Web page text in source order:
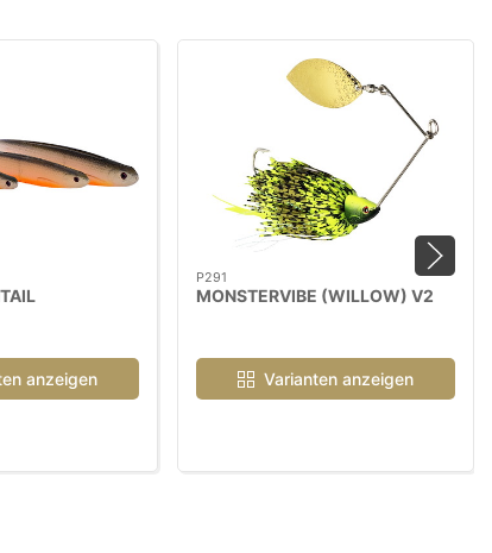
anzeigen
P291
MONSTERVIBE (WILLOW) V2
Varianten anzeigen